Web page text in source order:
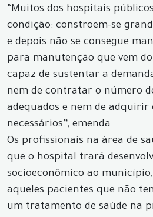
“Muitos dos hospitais
condição: constroem-se
e depois não se consegue
para manutenção que vem
capaz de sustentar a
nem de contratar o número
adequados e nem de adquirir
necessários”, emenda.
Os profissionais na área de
que o hospital trará
socioeconômico ao
aqueles pacientes que não
um tratamento de saúde na